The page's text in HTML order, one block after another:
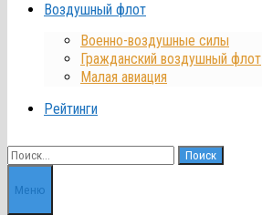
Воздушный флот
Военно-воздушные силы
Гражданский воздушный флот
Малая авиация
Рейтинги
Найти:
Меню